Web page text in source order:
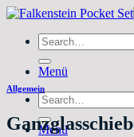
Zum
springenSearch
for:
Menü
Search
for:
Menü
Allgemein